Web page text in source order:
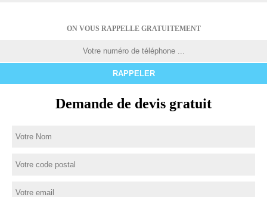
ON VOUS RAPPELLE GRATUITEMENT
Demande de devis gratuit